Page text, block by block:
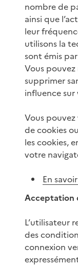
nombre de
ainsi que
leur
utilisons la
sont émis
Vous pouvez
supprimer
influence
Vous pouvez
de cookies
les cookies,
votre
En
Acceptation
L’utilisateur
des
connexion